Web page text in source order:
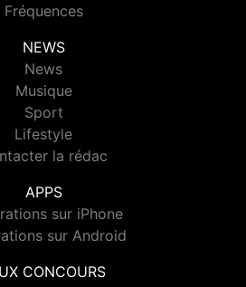
Fréquences
NEWS
News
Musique
Sport
Lifestyle
la rédac
APPS
sur iPhone
sur Android
CONCOURS